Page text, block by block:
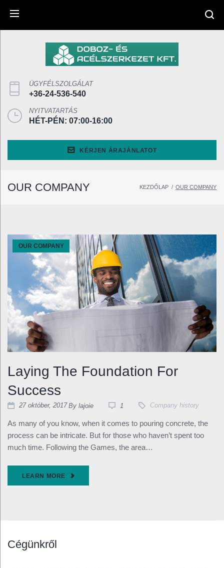
ÜGYFÉLSZOLGÁLAT
+36-24-536-540
NYITVATARTÁS
HÉT-PÉN: 07:00-16:00
KÉRJEN ÁRAJÁNLATOT
OUR COMPANY KEZDŐLAP / OUR COMPANY
OUR COMPANY
Laying The Foundation For
Success
27október, 2017 By lajoie 1 Company history
As many of you know, when it comes to pouring concrete, the
process can be intricate. But for those who haven’t spent too
much time. Following the Games, the area…
LEARN MORE
Cégünkről